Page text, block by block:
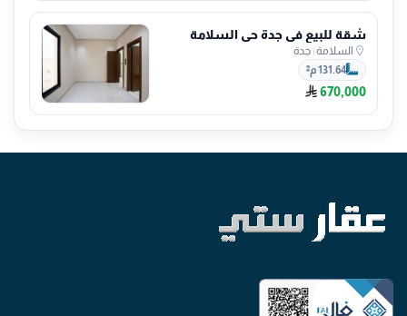
شقة للبيع في جدة حي السلامة
السلامة| جدة
131.64 م²
670,000